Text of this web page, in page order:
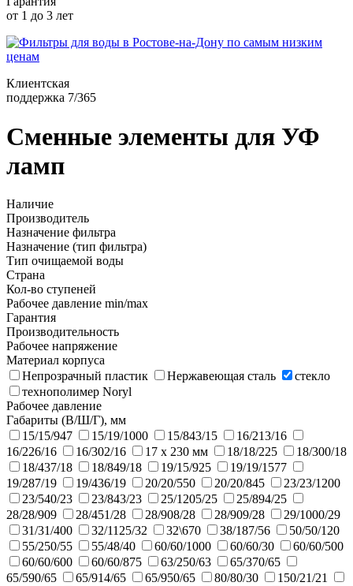
от 1 до 3 лет
Клиентская
поддержка 7/365
Сменные элементы для УФ
ламп
Наличие
Производитель
Назначение фильтра
Назначение (тип фильтра)
Тип очищаемой воды
Страна
Кол-во ступеней
Рабочее давление min/max
Гарантия
Производительность
Рабочее напряжение
Материал корпуса
Непрозрачный пластик
Нержавеющая сталь
стекло
технополимер Noryl
Рабочее давление
Габариты (В/Ш/Г), мм
15/15/947
15/19/1000 15/843/15
16/213/16
16/226/16
16/302/16 17 х 230 мм 18/18/225
18/300/18
18/437/18
18/849/18 19/15/925
19/19/1577
19/287/19
19/436/19 20/20/550 20/20/845
23/23/1200
23/540/23
23/843/23 25/1205/25
25/894/25
28/28/909
28/451/28 28/908/28 28/909/28
29/1000/29
31/31/400
32/1125/32 32\670 38/187/56
50/50/120
55/250/55
55/48/40 60/60/1000 60/60/30
60/60/500
60/60/600
60/60/875 63/250/63
65/370/65
65/590/65
65/914/65 65/950/65 80/80/30
150/21/21